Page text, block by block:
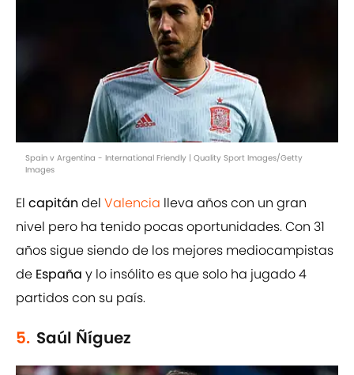
Spain v Argentina - International Friendly | Quality Sport Images/Getty
Images
El capitán del Valencia lleva años con un gran
nivel pero ha tenido pocas oportunidades. Con 31
años sigue siendo de los mejores mediocampistas
de España y lo insólito es que solo ha jugado 4
partidos con su país.
5. Saúl Ñíguez